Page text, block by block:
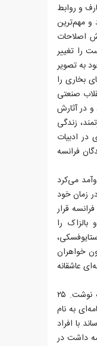
و روابط
و مهم‌ترین
اصلاحات
را تغییر
به تصویر
بخاری را
صنعتی
در آثارش
زندگی
در ادبیات
فرانسه
می‌کرد
زمان خود
قرار
را
خواهران
عاشقانه
ژرژ ساند در طول زندگی خود بیش از ۷۰ رمان، ۲۶ داستان کوتاه/ نوولا و بی‌شمار مقاله نوشت. ۲۵
به نام
با افراد
داشت در